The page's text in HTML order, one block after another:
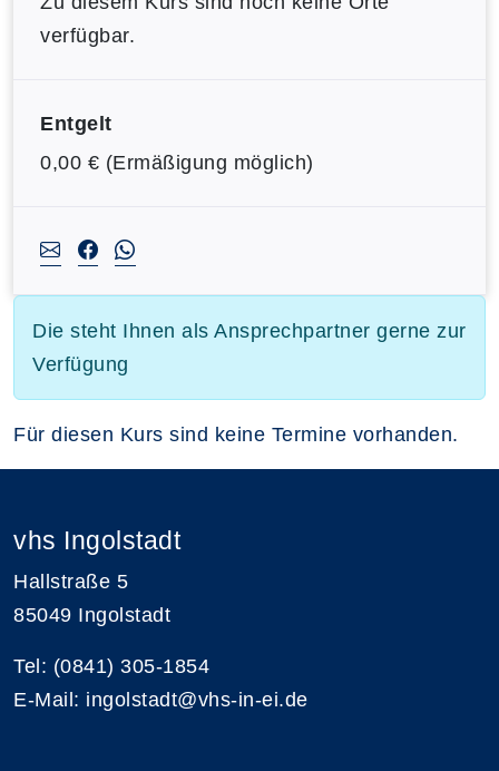
verfügbar.
Entgelt
0,00 € (Ermäßigung möglich)
Die steht Ihnen als Ansprechpartner gerne zur
Verfügung
Für diesen Kurs sind keine Termine vorhanden.
vhs Ingolstadt
Hallstraße 5
85049 Ingolstadt
Tel: (0841) 305-1854
E-Mail: ingolstadt@vhs-in-ei.de